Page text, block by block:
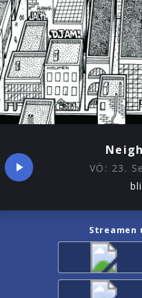
VÖ: 23.
Streamen